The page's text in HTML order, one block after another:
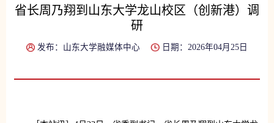
省长周乃翔到山东大学龙山校区（创新港）调
研
发布：山东大学融媒体中心 日期：2026年04月25日